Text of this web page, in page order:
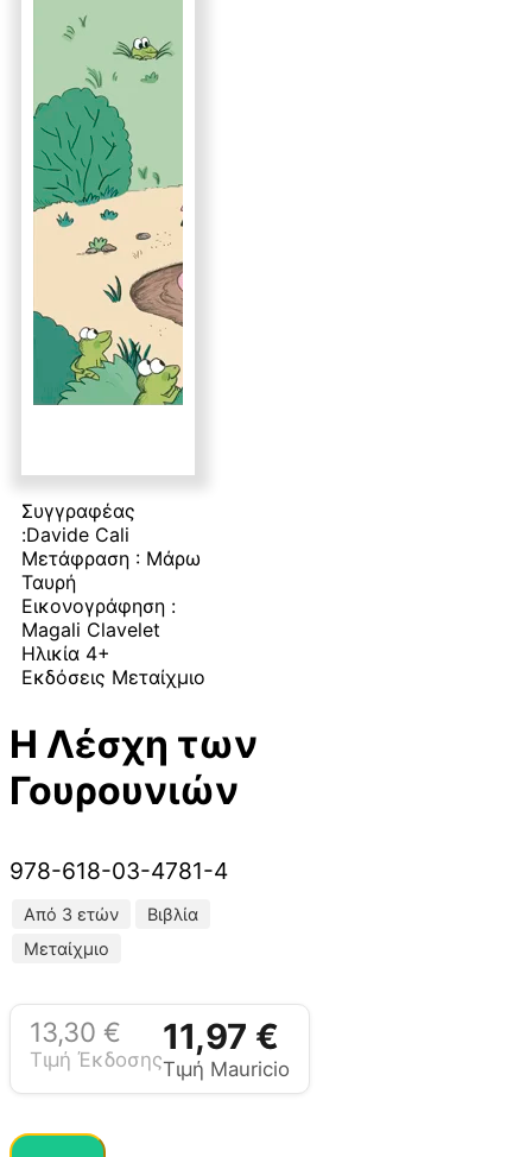
Συγγραφέας
:Davide Cali
Μετάφραση : Μάρω
Ταυρή
Εικονογράφηση :
Magali Clavelet
Ηλικία 4+
Εκδόσεις Μεταίχμιο
Η Λέσχη των
Γουρουνιών
978-618-03-4781-4
Από 3 ετών
Βιβλία
Μεταίχμιο
13,30 €
Τιμή Έκδοσης
11,97 €
Τιμή Mauricio